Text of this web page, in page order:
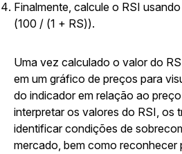
Finalmente, calcule o RSI
(100 / (1 + RS)).
Uma vez calculado o valor do
em um gráfico de preços para
do indicador em relação ao
interpretar os valores do RSI, os
identificar condições de
mercado, bem como reconhecer